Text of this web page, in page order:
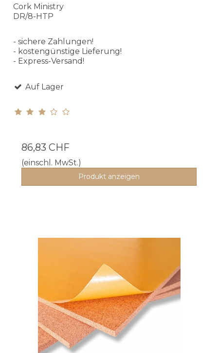
Cork Ministry
DR/8-HTP
- sichere Zahlungen!
- kostengünstige Lieferung!
- Express-Versand!
Auf Lager
86,83 CHF
(einschl. MwSt.)
Produkt anzeigen